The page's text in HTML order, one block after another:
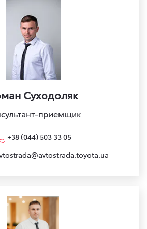
Суходоляк
приемщик
+38 (044) 503 33 05